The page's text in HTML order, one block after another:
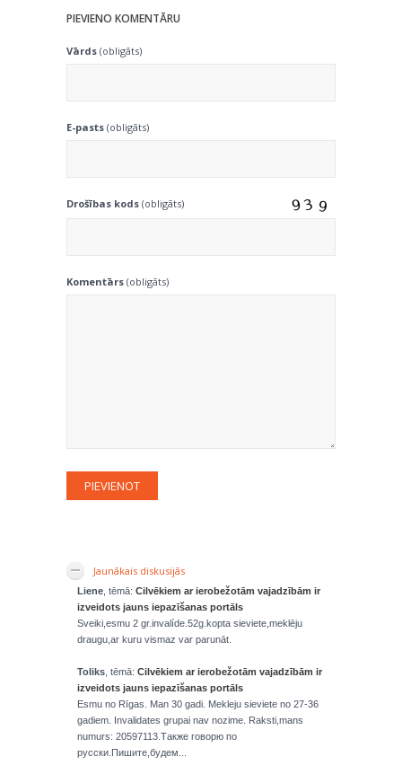
PIEVIENO KOMENTĀRU
Vārds (obligāts)
E-pasts (obligāts)
Drošības kods (obligāts)
Komentārs (obligāts)
Jaunākais diskusijās
Liene , tēmā: Cilvēkiem ar ierobežotām vajadzībām ir
izveidots jauns iepazīšanas portāls
Sveiki,esmu 2 gr.invalíde.52g.kopta sieviete,meklēju
draugu,ar kuru vismaz var parunāt.
Toliks , tēmā: Cilvēkiem ar ierobežotām vajadzībām ir
izveidots jauns iepazīšanas portāls
Esmu no Rīgas. Man 30 gadi. Mekleju sieviete no 27-36
gadiem. Invalidates grupai nav nozime. Raksti,mans
numurs: 20597113.Также говорю по
русски.Пишите,будем...